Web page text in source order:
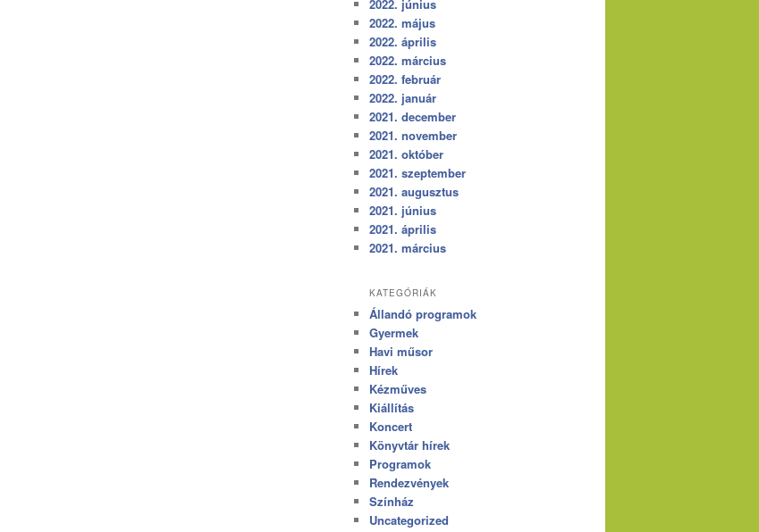
2022. június
2022. május
2022. április
2022. március
2022. február
2022. január
2021. december
2021. november
2021. október
2021. szeptember
2021. augusztus
2021. június
2021. április
2021. március
KATEGÓRIÁK
Állandó programok
Gyermek
Havi műsor
Hírek
Kézműves
Kiállítás
Koncert
Könyvtár hírek
Programok
Rendezvények
Színház
Uncategorized